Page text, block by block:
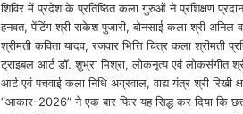
शिविर में प्रदेश के प्रतिष्ठित कला गुरुओं ने प्रशिक्षण
हनवत, पेंटिंग श्री राकेश पुजारी, बोनसाई कला श्री
श्रीमती कविता यादव, रजवार भित्ति चित्र कला श्रीमती
ट्राइबल आर्ट डॉ. शुभ्रा मिश्रा, लोकनृत्य एवं लोकसंगीत
आर्ट एवं पचवाई कला निधि अग्रवाल, वाद्य यंत्र श्री रिखी
“आकार-2026” ने एक बार फिर यह सिद्ध कर दिया कि